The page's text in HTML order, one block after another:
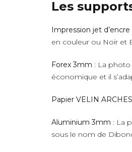
Les
Impression jet
en couleur ou Noir et
Forex 3mm : La
économique et il
Papier VELIN
Aluminium 3mm : La
sous le nom de